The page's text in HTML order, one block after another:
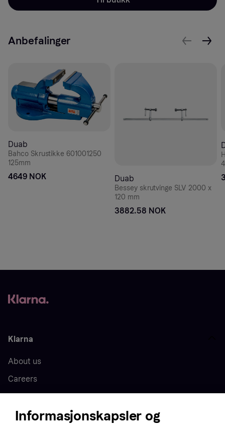
Anbefalinger
Duab
Bahco Skrustikke 601001250
125mm
4649 NOK Duab
Bessey skrutvinge SLV 2000 x
120 mm
3882.58 NOK
Klarna
About us
Careers
Press
Informasjonskapsler og